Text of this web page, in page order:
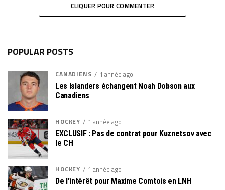
CLIQUER POUR COMMENTER
POPULAR POSTS
CANADIENS 1 année ago
Les Islanders échangent Noah Dobson aux
Canadiens
HOCKEY 1 année ago
EXCLUSIF : Pas de contrat pour Kuznetsov avec
le CH
HOCKEY 1 année ago
De l’intérêt pour Maxime Comtois en LNH